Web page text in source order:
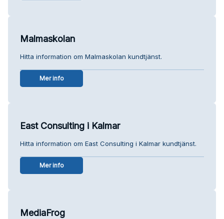
Malmaskolan
Hitta information om Malmaskolan kundtjänst.
Mer info
East Consulting i Kalmar
Hitta information om East Consulting i Kalmar kundtjänst.
Mer info
MediaFrog